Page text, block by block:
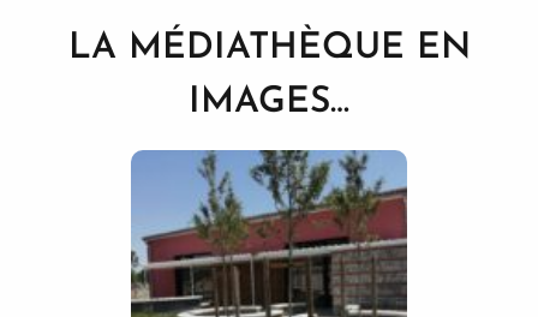
LA MÉDIATHÈQUE EN
IMAGES…